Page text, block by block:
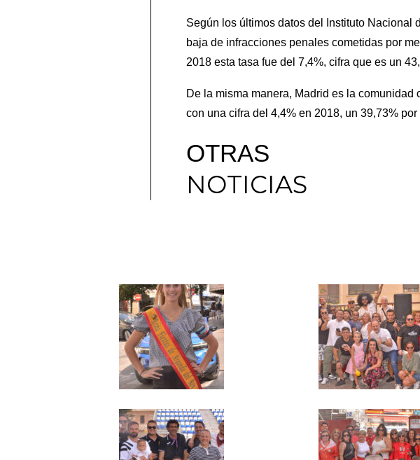
Según los últimos datos del Instituto Nacional
baja de infracciones penales cometidas por
2018 esta tasa fue del 7,4%, cifra que es un
De la misma manera, Madrid es la
con una cifra del 4,4% en 2018, un 39,73%
OTRAS
NOTICIAS